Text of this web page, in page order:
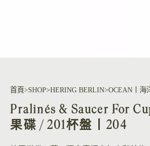
首頁 SHOP HERING BERLIN OCEAN丨海
Pralinés & Saucer For
果碟 / 201杯盤丨204